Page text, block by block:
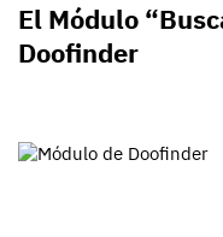
El Módulo
Doofinder